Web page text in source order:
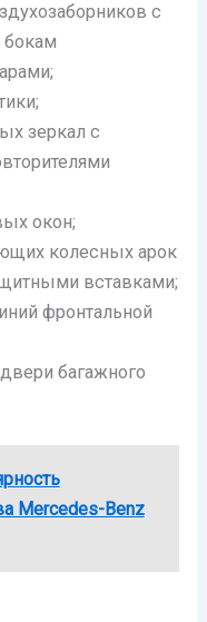
с
зеркал с
окон;
колесных арок
вставками;
фронтальной
багажного
Mercedes-Benz